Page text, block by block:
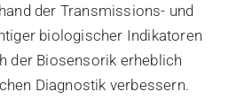
der Transmissions- und
biologischer Indikatoren
der Biosensorik erheblich
Diagnostik verbessern.